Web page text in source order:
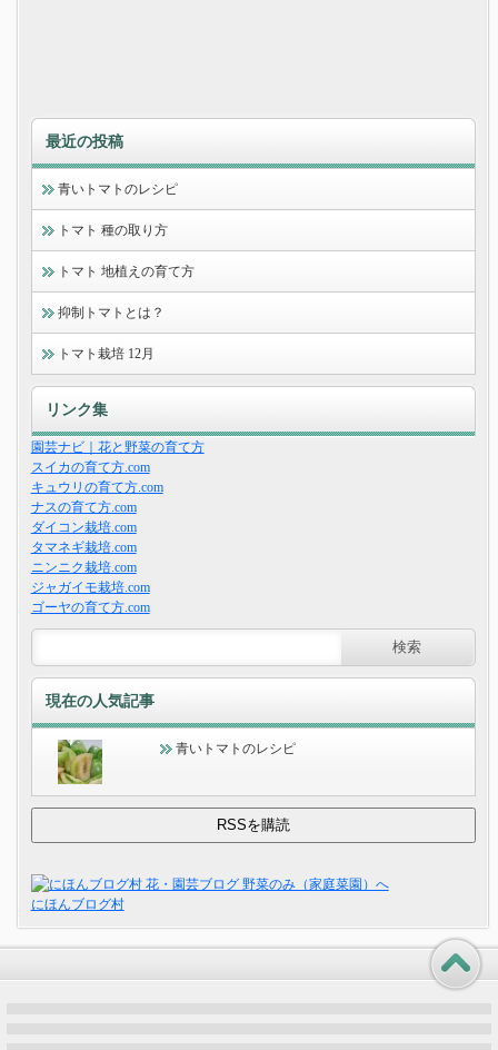
最近の投稿
青いトマトのレシピ
トマト 種の取り方
トマト 地植えの育て方
抑制トマトとは？
トマト栽培 12月
リンク集
園芸ナビ｜花と野菜の育て方
スイカの育て方.com
キュウリの育て方.com
ナスの育て方.com
ダイコン栽培.com
タマネギ栽培.com
ニンニク栽培.com
ジャガイモ栽培.com
ゴーヤの育て方.com
現在の人気記事
青いトマトのレシピ
にほんブログ村